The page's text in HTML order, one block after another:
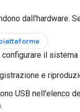
dall'hardware.
configurare il
e
USB nell'elenco